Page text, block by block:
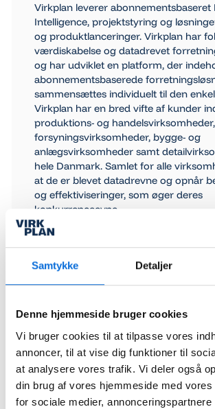
Samtykke Detaljer
Denne hjemmeside bruger cookies
Vi bruger cookies til at tilpasse vores
annoncer, til at vise dig funktioner til
at analysere vores trafik. Vi deler også
din brug af vores hjemmeside med vores
for sociale medier, annonceringspartnere
Virkplan leverer abonnementsbaseret
Intelligence, projektstyring og
og produktlanceringer. Virkplan har
værdiskabelse og datadrevet
og har udviklet en platform, der
abonnementsbaserede
sammensættes individuelt til den
Virkplan har en bred vifte af kunder
produktions- og handelsvirksomheder,
forsyningsvirksomheder, bygge- og
anlægsvirksomheder samt
hele Danmark. Samlet for alle
at de er blevet datadrevne og opnår
og effektiviseringer, som øger deres
konkurrenceevne.
Andre nyheder
overblik i anlægsprojekter
forsyningsvirksomheder
bedre overblik over
fremdrift. Med samlet projektdata
koordinering, samarbejde og
projektledelse.
05 May 2026
Virkplan - AI til BI
Mange virksomheder har allerede